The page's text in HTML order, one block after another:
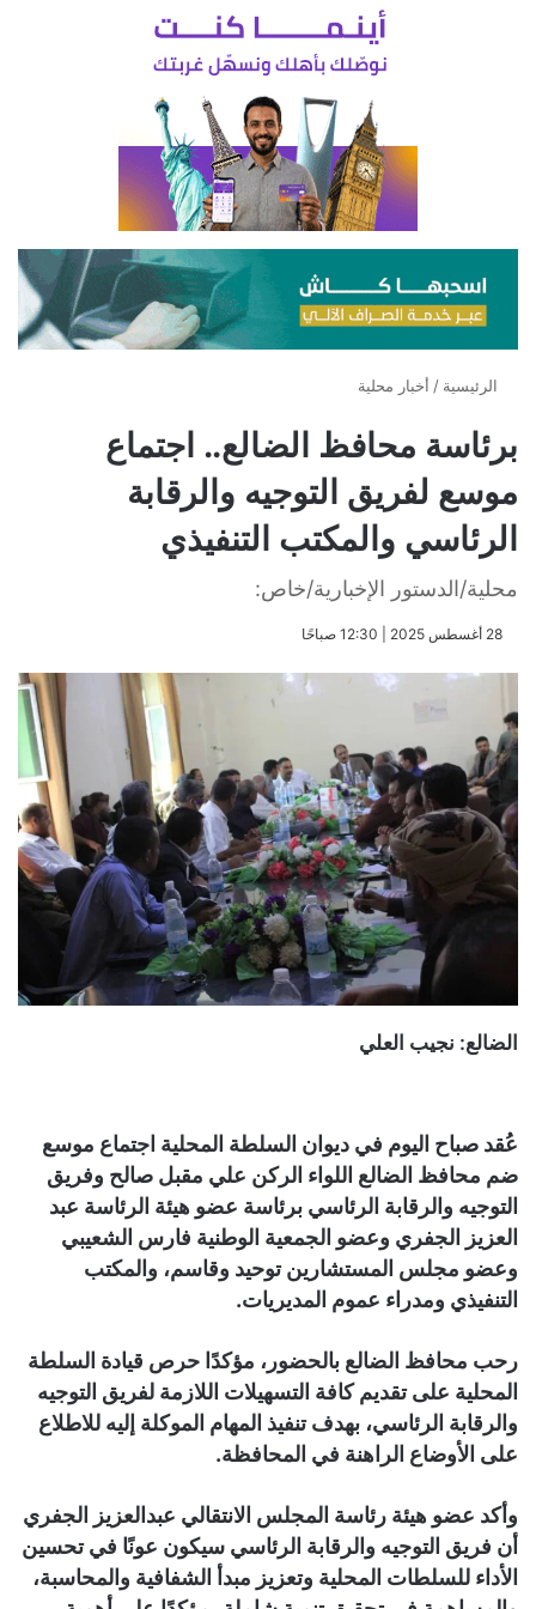
الرئيسية / أخبار محلية
برئاسة محافظ الضالع.. اجتماع
موسع لفريق التوجيه والرقابة
الرئاسي والمكتب التنفيذي
محلية/الدستور الإخبارية/خاص:
​28 أغسطس 2025 | 12:30 صباحًا
الضالع: نجيب العلي
عُقد صباح اليوم في ديوان السلطة المحلية اجتماع موسع
ضم محافظ الضالع اللواء الركن علي مقبل صالح وفريق
التوجيه والرقابة الرئاسي برئاسة عضو هيئة الرئاسة عبد
العزيز الجفري وعضو الجمعية الوطنية فارس الشعيبي
وعضو مجلس المستشارين توحيد وقاسم، والمكتب
التنفيذي ومدراء عموم المديريات.
رحب محافظ الضالع بالحضور، مؤكدًا حرص قيادة السلطة
المحلية على تقديم كافة التسهيلات اللازمة لفريق التوجيه
والرقابة الرئاسي، بهدف تنفيذ المهام الموكلة إليه للاطلاع
على الأوضاع الراهنة في المحافظة.
وأكد عضو هيئة رئاسة المجلس الانتقالي عبدالعزيز الجفري
أن فريق التوجيه والرقابة الرئاسي سيكون عونًا في تحسين
الأداء للسلطات المحلية وتعزيز مبدأ الشفافية والمحاسبة،